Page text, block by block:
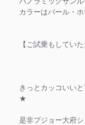
カラーはパール・ホ
【ご試乗もしてい
きっとカッコいい
★
是非プジョー大府